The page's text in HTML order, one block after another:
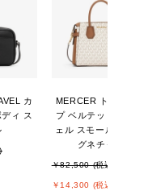
カ
ィ ス
MERCER トップジッ
プ ベルテッド サッチ
ェル スモール - MKシ
グネチャー
￥82,500 (税込)
￥14,300 (税込)